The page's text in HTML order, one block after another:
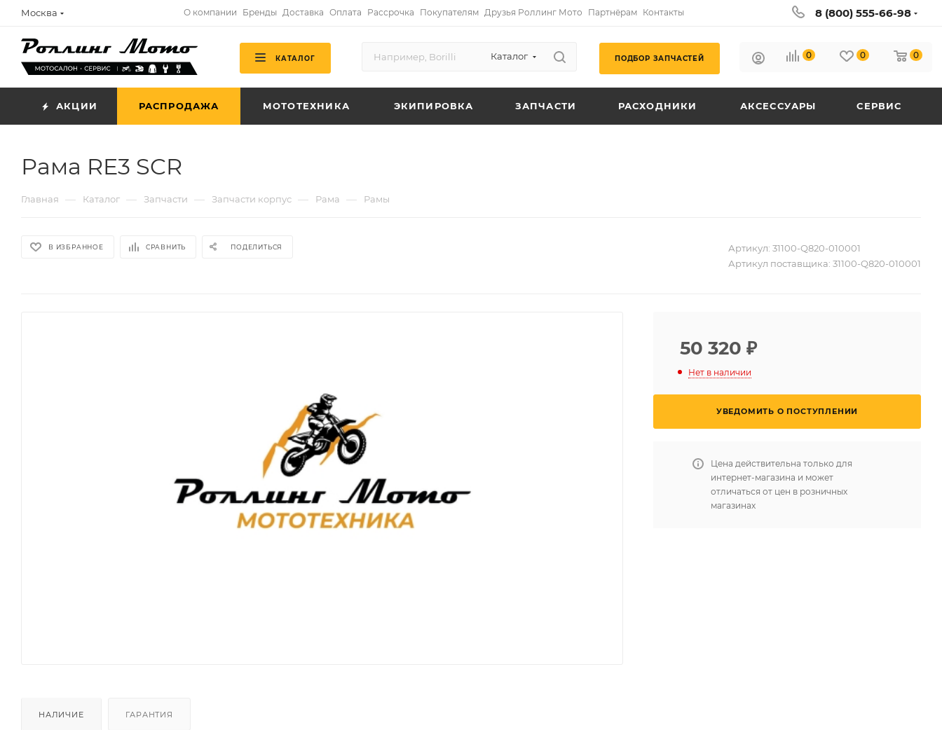
Москва О компании Бренды Доставка Оплата Рассрочка Покупателям Друзья Роллинг Мото Партнёрам Контакты 8 (800) 555-66-98
КАТАЛОГ Каталог ПОДБОР ЗАПЧАСТЕЙ 0 0 0
АКЦИИ РАСПРОДАЖА МОТОТЕХНИКА ЭКИПИРОВКА ЗАПЧАСТИ РАСХОДНИКИ АКСЕССУАРЫ СЕРВИС
Рама RE3 SCR
Главная — Каталог — Запчасти — Запчасти корпус — Рама — Рамы
В ИЗБРАННОЕ СРАВНИТЬ ПОДЕЛИТЬСЯ Артикул: 31100-Q820-010001
Артикул поставщика: 31100-Q820-010001
НАЛИЧИЕ ГАРАНТИЯ
50 320 ₽
Нет в наличии
УВЕДОМИТЬ О ПОСТУПЛЕНИИ
Цена действительна только для
интернет-магазина и может
отличаться от цен в розничных
магазинах